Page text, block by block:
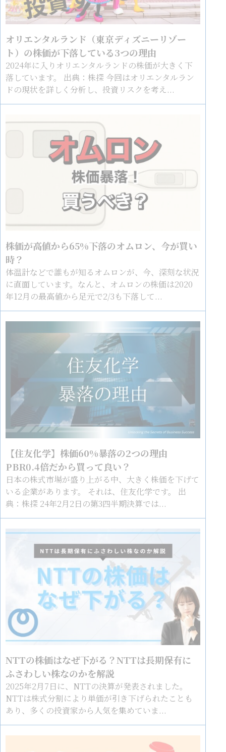
オリエンタルランド（東京ディズニーリゾー
ト）の株価が下落している3つの理由
2024年に入りオリエンタルランドの株価が大きく下
落しています。 出典：株探 今回はオリエンタルラン
ドの現状を詳しく分析し、投資リスクを考え...
株価が高値から65%下落のオムロン、今が買い
時？
体温計などで誰もが知るオムロンが、今、深刻な状況
に直面しています。なんと、オムロンの株価は2020
年12月の最高値から足元で2/3も下落して...
【住友化学】株価60%暴落の2つの理由
PBR0.4倍だから買って良い？
日本の株式市場が盛り上がる中、大きく株価を下げて
いる企業があります。 それは、住友化学です。 出
典：株探 24年2月2日の第3四半期決算では...
NTTの株価はなぜ下がる？NTTは長期保有に
ふさわしい株なのかを解説
2025年2月7日に、NTTの決算が発表されました。
NTTは株式分割により単価が引き下げられたことも
あり、多くの投資家から人気を集めていま...